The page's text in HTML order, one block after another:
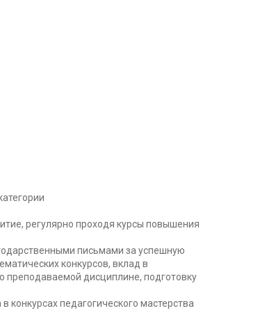
регулярно проходя курсы повышения
письмами за успешную
конкурсов, вклад в
преподаваемой дисциплине, подготовку
конкурсах педагогического мастерства